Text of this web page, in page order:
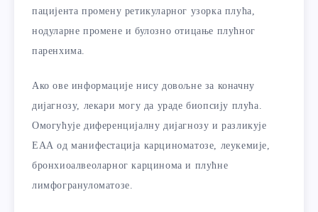
пацијента промену ретикуларног узорка плућа,
нодуларне промене и булозно отицање плућног
паренхима.
Ако ове информације нису довољне за коначну
дијагнозу, лекари могу да ураде биопсију плућа.
Омогућује диференцијалну дијагнозу и разликује
ЕАА од манифестација карциноматозе, леукемије,
бронхиоалвеоларног карцинома и плућне
лимфогрануломатозе.